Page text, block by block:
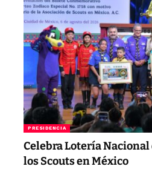
PRESIDENCIA
Celebra Lotería
los Scouts en México